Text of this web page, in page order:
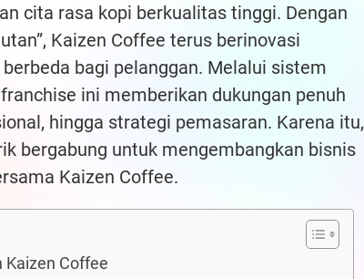
cita rasa kopi berkualitas tinggi. Dengan
Kaizen Coffee terus berinovasi
bagi pelanggan. Melalui sistem
ini memberikan dukungan penuh
hingga strategi pemasaran. Karena itu,
bergabung untuk mengembangkan bisnis
Kaizen Coffee.
Kaizen Coffee